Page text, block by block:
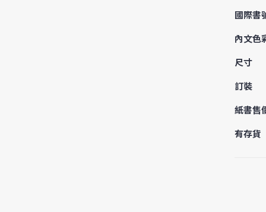
國際書
內文色
尺寸
訂裝
紙書售
有存貨